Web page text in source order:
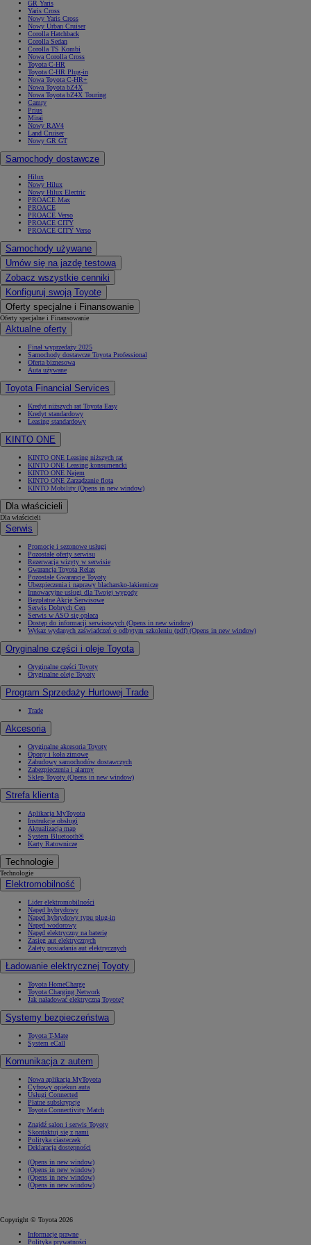
GR Yaris
Yaris Cross
Nowy Yaris Cross
Nowy Urban Cruiser
Corolla Hatchback
Corolla Sedan
Corolla TS Kombi
Nowa Corolla Cross
Toyota C-HR
Toyota C-HR Plug-in
Nowa Toyota C-HR+
Nowa Toyota bZ4X
Nowa Toyota bZ4X Touring
Camry
Prius
Mirai
Nowy RAV4
Land Cruiser
Nowy GR GT
Samochody dostawcze
Hilux
Nowy Hilux
Nowy Hilux Electric
PROACE Max
PROACE
PROACE Verso
PROACE CITY
PROACE CITY Verso
Samochody używane
Umów się na jazdę testową
Zobacz wszystkie cenniki
Konfiguruj swoją Toyotę
Oferty specjalne i Finansowanie
Oferty specjalne i Finansowanie
Aktualne oferty
Finał wyprzedaży 2025
Samochody dostawcze Toyota Professional
Oferta biznesowa
Auta używane
Toyota Financial Services
Kredyt niższych rat Toyota Easy
Kredyt standardowy
Leasing standardowy
KINTO ONE
KINTO ONE Leasing niższych rat
KINTO ONE Leasing konsumencki
KINTO ONE Najem
KINTO ONE Zarządzanie flotą
KINTO Mobility (Opens in new window)
Dla właścicieli
Dla właścicieli
Serwis
Promocje i sezonowe usługi
Pozostałe oferty serwisu
Rezerwacja wizyty w serwisie
Gwarancja Toyota Relax
Pozostałe Gwarancje Toyoty
Ubezpieczenia i naprawy blacharsko-lakiernicze
Innowacyjne usługi dla Twojej wygody
Bezpłatne Akcje Serwisowe
Serwis Dobrych Cen
Serwis w ASO się opłaca
Dostęp do informacji serwisowych (Opens in new window)
Wykaz wydanych zaświadczeń o odbytym szkoleniu (pdf) (Opens in new window)
Oryginalne części i oleje Toyota
Oryginalne części Toyoty
Oryginalne oleje Toyoty
Program Sprzedaży Hurtowej Trade
Trade
Akcesoria
Oryginalne akcesoria Toyoty
Opony i koła zimowe
Zabudowy samochodów dostawczych
Zabezpieczenia i alarmy
Sklep Toyoty (Opens in new window)
Strefa klienta
Aplikacja MyToyota
Instrukcje obsługi
Aktualizacja map
System Bluetooth®
Karty Ratownicze
Technologie
Technologie
Elektromobilność
Lider elektromobilności
Napęd hybrydowy
Napęd hybrydowy typu plug-in
Napęd wodorowy
Napęd elektryczny na baterię
Zasięg aut elektrycznych
Zalety posiadania aut elektrycznych
Ładowanie elektrycznej Toyoty
Toyota HomeCharge
Toyota Charging Network
Jak naładować elektryczną Toyotę?
Systemy bezpieczeństwa
Toyota T-Mate
System eCall
Komunikacja z autem
Nowa aplikacja MyToyota
Cyfrowy opiekun auta
Usługi Connected
Płatne subskrypcje
Toyota Connectivity Match
Znajdź salon i serwis Toyoty
Skontaktuj się z nami
Polityka ciasteczek
Deklaracja dostępności
(Opens in new window)
(Opens in new window)
(Opens in new window)
(Opens in new window)
Copyright © Toyota 2026
Informacje prawne
Polityka prywatności